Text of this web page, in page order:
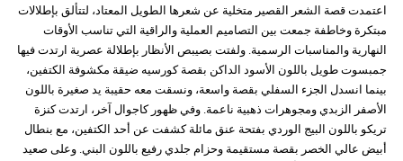
اعتمدت قصة الشعر القصير متخلية عن شعرها الطويل المعتاد، لتتألق بإطلالات
مبتكرة وخاطفة جمعت بين التصاميم العملية والراقية التي تناسب الأوقات
النهارية والمناسبات الرسمية. ولفتت بصيبص الأنظار بإطلالة عصرية ارتدت فيها
جمبسوت طويل باللون الأسود الداكن بقصة كورسيه ضيقة مكشوفة الكتفين،
بينما انسدل الجزء السفلي بقصة واسعة، ونسقت معه حقيبة يد صغيرة باللون
الأصفر الزبدي ومجوهرات ذهبية ناعمة. وفي ظهور كاجوال آخر، ارتدت كنزة
تريكو باللون البيج الوردي بفتحة عنق مائلة كشفت عن أحد الكتفين، مع بنطال
أبيض عالي الخصر بقصة مستقيمة وحزام جلدي رفيع باللون البني. وعلى صعيد